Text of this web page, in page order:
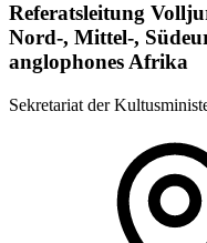
Referatsleitung
Nord-, Mittel-,
anglophones Afrika
Sekretariat der